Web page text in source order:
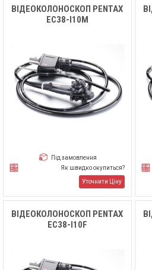
ВІДЕОКОЛОНОСКОП PENTAX
EC38-I10M
Під замовлення
Як швидко окупиться?
Уточнити Ціну
ВІДЕОКОЛОНОСКОП PENTAX
EC38-I10F